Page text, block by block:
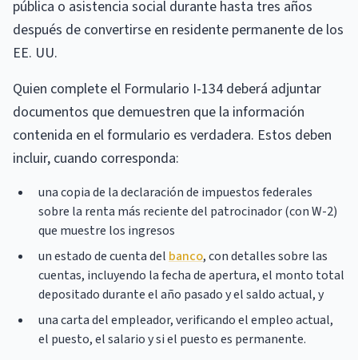
pública o asistencia social durante hasta tres años
después de convertirse en residente permanente de los
EE. UU.
Quien complete el Formulario I-134 deberá adjuntar
documentos que demuestren que la información
contenida en el formulario es verdadera. Estos deben
incluir, cuando corresponda:
una copia de la declaración de impuestos federales
sobre la renta más reciente del patrocinador (con W-2)
que muestre los ingresos
un estado de cuenta del banco, con detalles sobre las
cuentas, incluyendo la fecha de apertura, el monto total
depositado durante el año pasado y el saldo actual, y
una carta del empleador, verificando el empleo actual,
el puesto, el salario y si el puesto es permanente.